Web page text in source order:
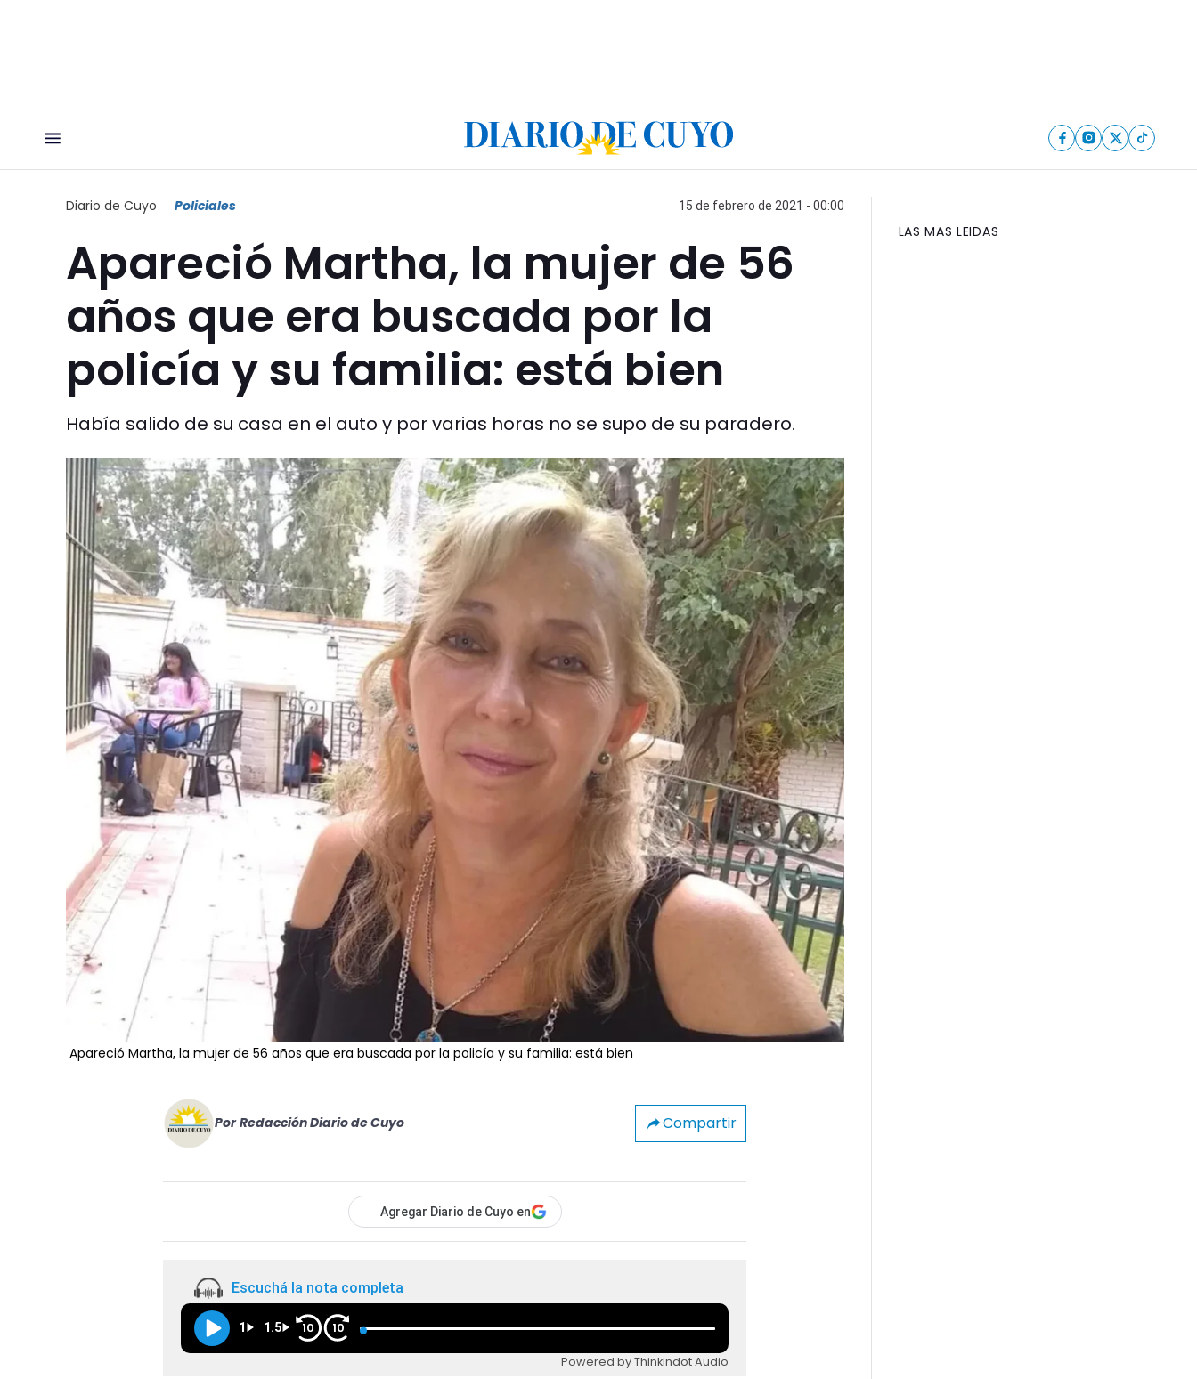
Diario de Cuyo Policiales 15 de febrero de 2021 - 00:00
Apareció Martha, la mujer de 56
años que era buscada por la
policía y su familia: está bien
Había salido de su casa en el auto y por varias horas no se supo de su paradero.
Apareció Martha, la mujer de 56 años que era buscada por la policía y su familia: está bien
Por Redacción Diario de Cuyo Compartir
Agregar Diario de Cuyo en
Escuchá la nota completa
1 1.5 10 10
Powered by Thinkindot Audio
LAS MAS LEIDAS